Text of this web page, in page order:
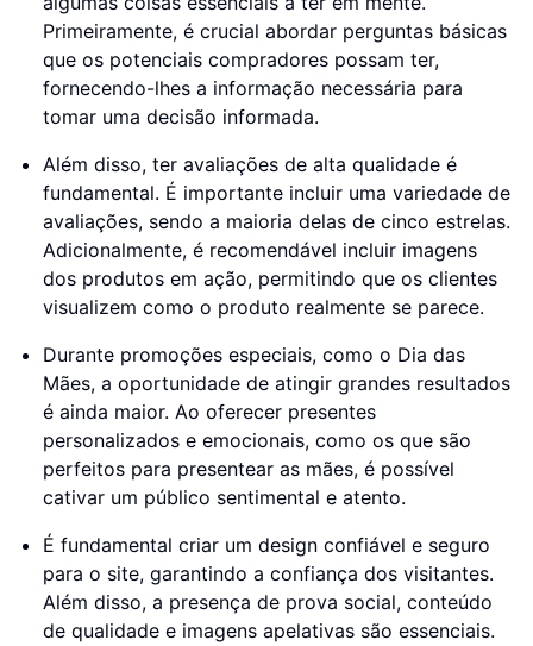
Primeiramente, é crucial abordar perguntas básicas
que os potenciais compradores possam ter,
fornecendo-lhes a informação necessária para
tomar uma decisão informada.
Além disso, ter avaliações de alta qualidade é
fundamental. É importante incluir uma variedade de
avaliações, sendo a maioria delas de cinco estrelas.
Adicionalmente, é recomendável incluir imagens
dos produtos em ação, permitindo que os clientes
visualizem como o produto realmente se parece.
Durante promoções especiais, como o Dia das
Mães, a oportunidade de atingir grandes resultados
é ainda maior. Ao oferecer presentes
personalizados e emocionais, como os que são
perfeitos para presentear as mães, é possível
cativar um público sentimental e atento.
É fundamental criar um design confiável e seguro
para o site, garantindo a confiança dos visitantes.
Além disso, a presença de prova social, conteúdo
de qualidade e imagens apelativas são essenciais.